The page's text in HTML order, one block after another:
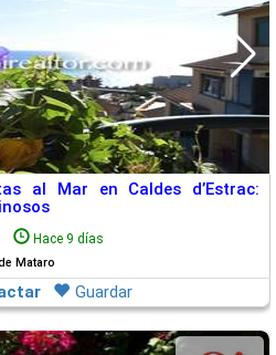
al Mar en Caldes d’Estrac:
Hace 9 días
Mataro
Guardar